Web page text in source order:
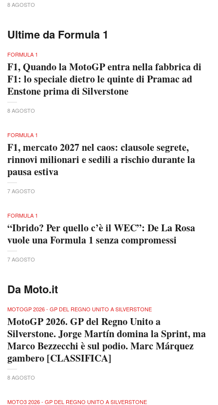
8 AGOSTO
Ultime da Formula 1
FORMULA 1
F1, Quando la MotoGP entra nella fabbrica di
F1: lo speciale dietro le quinte di Pramac ad
Enstone prima di Silverstone
8 AGOSTO
FORMULA 1
F1, mercato 2027 nel caos: clausole segrete,
rinnovi milionari e sedili a rischio durante la
pausa estiva
7 AGOSTO
FORMULA 1
“Ibrido? Per quello c’è il WEC”: De La Rosa
vuole una Formula 1 senza compromessi
7 AGOSTO
Da Moto.it
MOTOGP 2026 - GP DEL REGNO UNITO A SILVERSTONE
MotoGP 2026. GP del Regno Unito a
Silverstone. Jorge Martín domina la Sprint, ma
Marco Bezzecchi è sul podio. Marc Márquez
gambero [CLASSIFICA]
8 AGOSTO
MOTO3 2026 - GP DEL REGNO UNITO A SILVERSTONE